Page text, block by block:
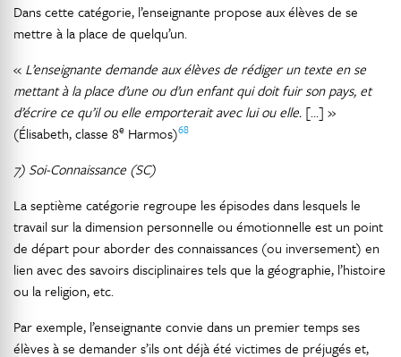
Dans cette catégorie, l’enseignante propose aux élèves de se
mettre à la place de quelqu’un.
« L’enseignante demande aux élèves de rédiger un texte en se
mettant à la place d’une ou d’un enfant qui doit fuir son pays, et
d’écrire ce qu’il ou elle emporterait avec lui ou elle. […] »
(Élisabeth, classe 8e Harmos)68
7) Soi-Connaissance (SC)
La septième catégorie regroupe les épisodes dans lesquels le
travail sur la dimension personnelle ou émotionnelle est un point
de départ pour aborder des connaissances (ou inversement) en
lien avec des savoirs disciplinaires tels que la géographie, l’histoire
ou la religion, etc.
Par exemple, l’enseignante convie dans un premier temps ses
élèves à se demander s’ils ont déjà été victimes de préjugés et,